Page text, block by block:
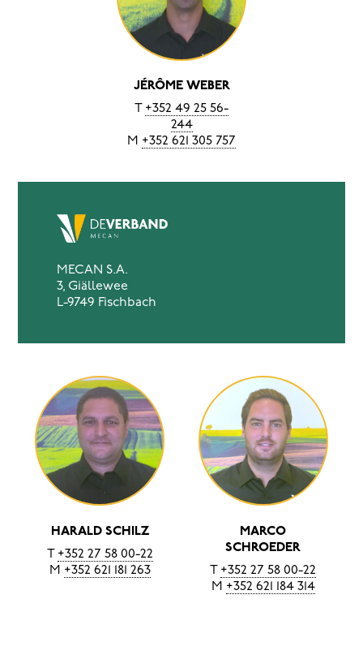
JÉRÔME WEBER
T +352 49 25 56-
244
M +352 621 305 757
MECAN S.A.
3, Giällewee
L-9749 Fischbach
HARALD SCHILZ
T +352 27 58 00-22
M +352 621 181 263
MARCO
SCHROEDER
T +352 27 58 00-22
M +352 621 184 314